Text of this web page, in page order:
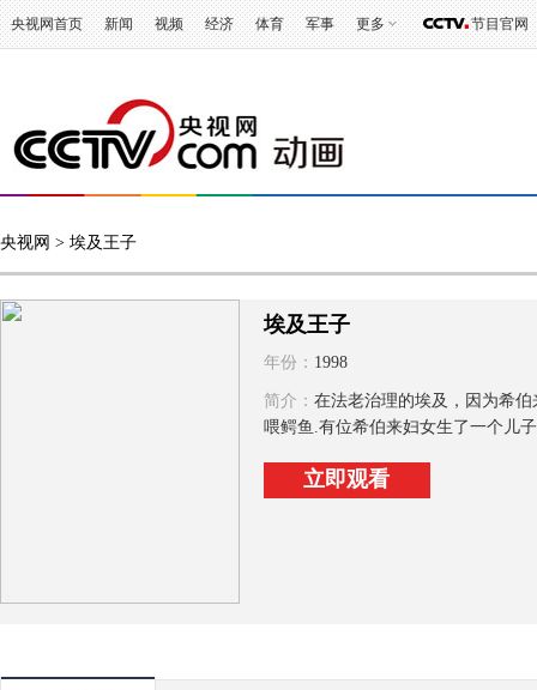
央视网首页 新闻 视频 经济 体育 军事 更多 节目官网
央视网 > 埃及王子
埃及王子
年份： 1998
简介： 在法老治理的埃及，因为希
喂鳄鱼.有位希伯来妇女生了一个儿
立即观看